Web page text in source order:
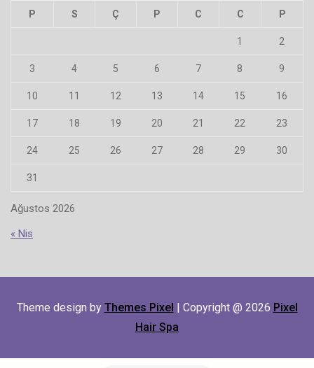
Ağustos 2026
P S Ç P C C P
1 2
3 4 5 6 7 8 9
10 11 12 13 14 15 16
17 18 19 20 21 22 23
24 25 26 27 28 29 30
31
« Nis
Theme design by Themes Pixel | Copyright @ 2026 Pixel
Hair Spa